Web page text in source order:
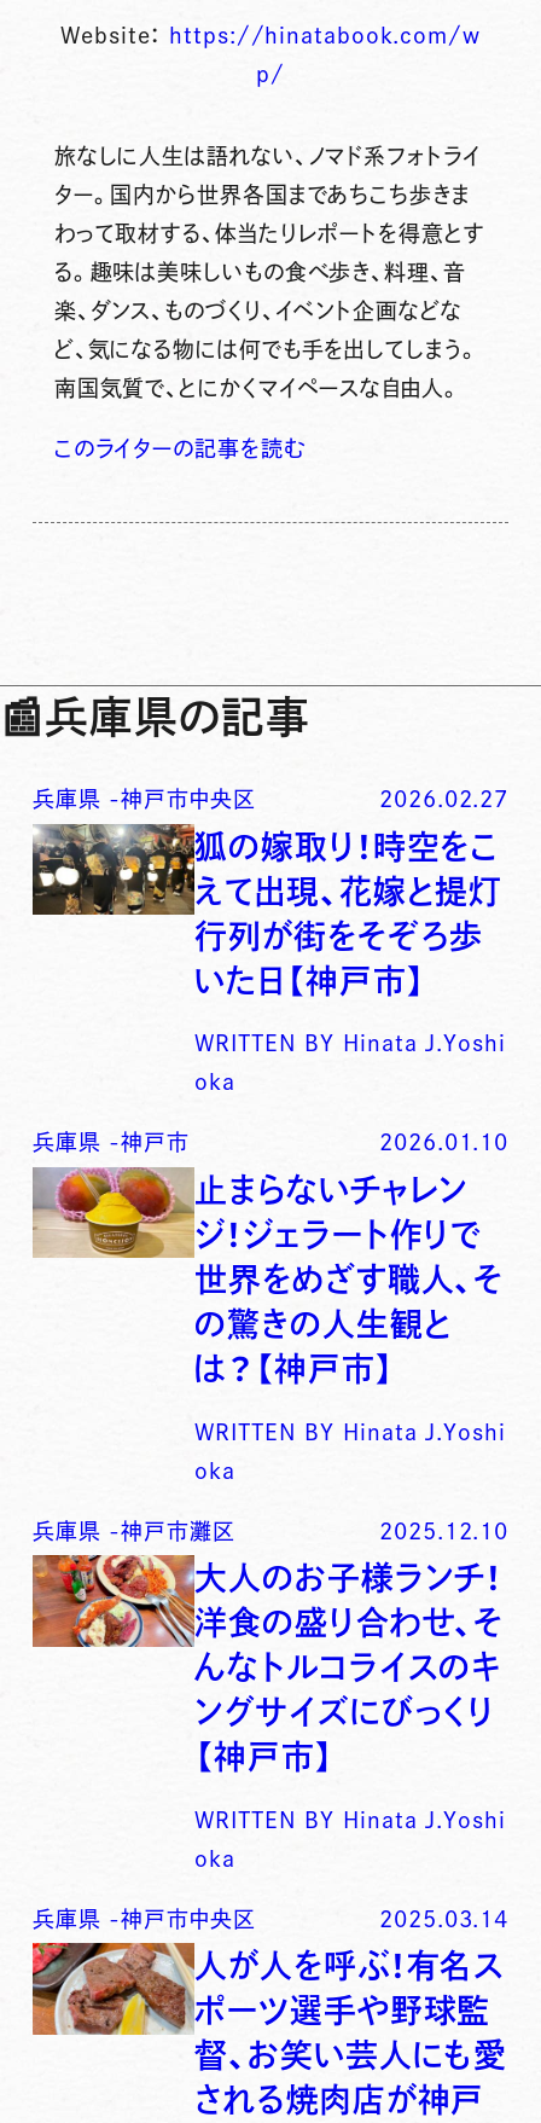
Website：
https://hinatabook.com/w
p/
旅なしに人生は語れない、ノマド系フォトライ
ター。国内から世界各国まであちこち歩きま
わって取材する、体当たりレポートを得意とす
る。趣味は美味しいもの食べ歩き、料理、音
楽、ダンス、ものづくり、イベント企画などな
ど、気になる物には何でも手を出してしまう。
南国気質で、とにかくマイペースな自由人。
このライターの記事を読む
📰兵庫県の記事
兵庫県 -神戸市中央区 2026.02.27
狐の嫁取り！時空をこ
えて出現、花嫁と提灯
行列が街をそぞろ歩
いた日【神戸市】
WRITTEN BY
Hinata J.Yoshi
oka
兵庫県 -神戸市 2026.01.10
止まらないチャレン
ジ！ジェラート作りで
世界をめざす職人、そ
の驚きの人生観と
は？【神戸市】
WRITTEN BY Hinata J.Yoshi
oka
兵庫県 -神戸市灘区 2025.12.10
大人のお子様ランチ！
洋食の盛り合わせ、そ
んなトルコライスのキ
ングサイズにびっくり
【神戸市】
WRITTEN BY Hinata J.Yoshi
oka
兵庫県 -神戸市中央区 2025.03.14
人が人を呼ぶ！有名ス
ポーツ選手や野球監
督、お笑い芸人にも愛
される焼肉店が神戸